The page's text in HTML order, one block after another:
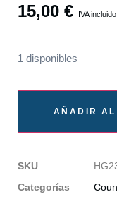
15,00 € IVA incluido
1 disponibles
AÑADIR AL
SKU
Categorías